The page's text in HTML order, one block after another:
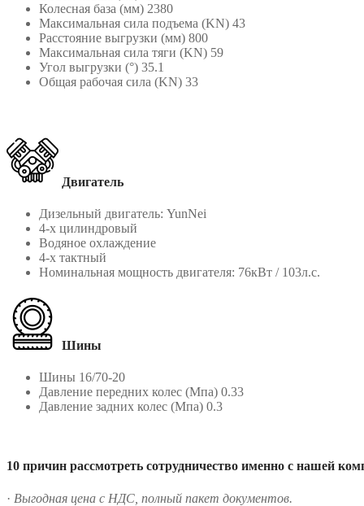
Колесная база (мм) 2380
Максимальная сила подъема (KN) 43
Расстояние выгрузки (мм) 800
Максимальная сила тяги (KN) 59
Угол выгрузки (°) 35.1
Общая рабочая сила (KN) 33
Двигатель
Дизельный двигатель: YunNei
4-х цилиндровый
Водяное охлаждение
4-х тактный
Номинальная мощность двигателя: 76кВт / 103л.с.
Шины
Шины 16/70-20
Давление передних колес (Мпа) 0.33
Давление задних колес (Мпа) 0.3
10 причин рассмотреть сотрудничество именно с нашей
· Выгодная цена с НДС, полный пакет документов.